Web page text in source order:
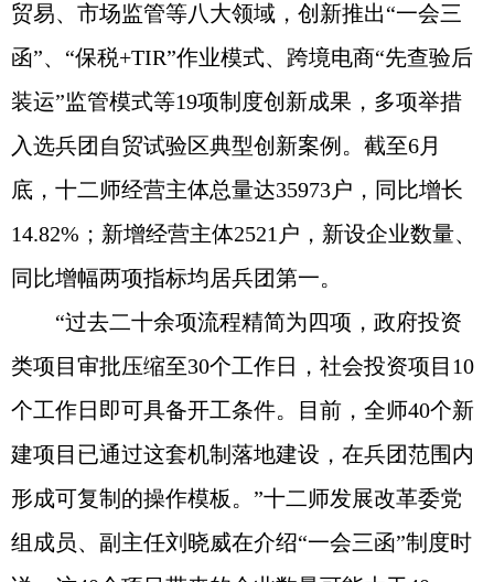
贸易、市场监管等八大领域，创新推出“一会三
函”、“保税+TIR”作业模式、跨境电商“先查验后
装运”监管模式等19项制度创新成果，多项举措
入选兵团自贸试验区典型创新案例。截至6月
底，十二师经营主体总量达35973户，同比增长
14.82%；新增经营主体2521户，新设企业数量、
同比增幅两项指标均居兵团第一。
“过去二十余项流程精简为四项，政府投资
类项目审批压缩至30个工作日，社会投资项目10
个工作日即可具备开工条件。目前，全师40个新
建项目已通过这套机制落地建设，在兵团范围内
形成可复制的操作模板。”十二师发展改革委党
组成员、副主任刘晓威在介绍“一会三函”制度时